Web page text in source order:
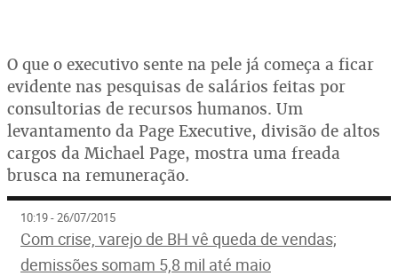
O que o executivo sente na pele já começa a ficar
evidente nas pesquisas de salários feitas por
consultorias de recursos humanos. Um
levantamento da Page Executive, divisão de altos
cargos da Michael Page, mostra uma freada
brusca na remuneração.
10:19 - 26/07/2015
Com crise, varejo de BH vê queda de vendas;
demissões somam 5,8 mil até maio